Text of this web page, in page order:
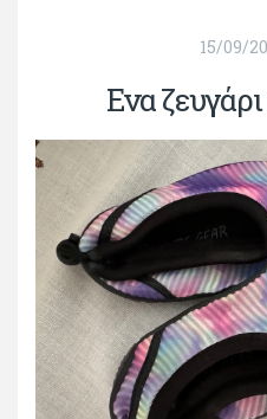
15/09/
Ενα